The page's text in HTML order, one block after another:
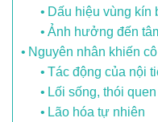
Dấu hiệu vùng kín
Ảnh hưởng đến
Nguyên nhân khiến
Tác động của nội
Lối sống, thói
Lão hóa tự nhiên